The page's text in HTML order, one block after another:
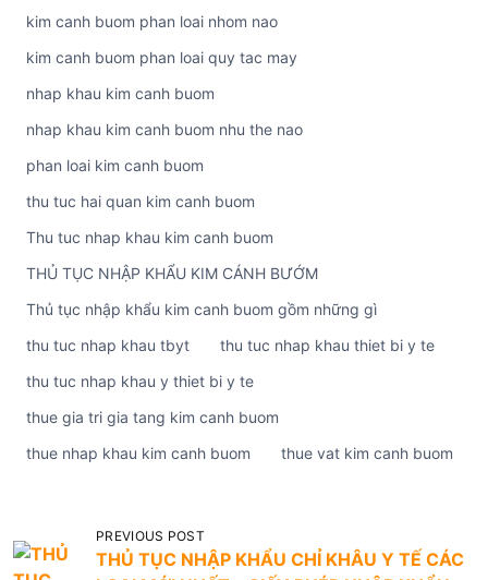
kim canh buom phan loai nhom nao
kim canh buom phan loai quy tac may
nhap khau kim canh buom
nhap khau kim canh buom nhu the nao
phan loai kim canh buom
thu tuc hai quan kim canh buom
Thu tuc nhap khau kim canh buom
THỦ TỤC NHẬP KHẨU KIM CÁNH BƯỚM
Thủ tục nhập khẩu kim canh buom gồm những gì
thu tuc nhap khau tbyt
thu tuc nhap khau thiet bi y te
thu tuc nhap khau y thiet bi y te
thue gia tri gia tang kim canh buom
thue nhap khau kim canh buom
thue vat kim canh buom
Đ
PREVIOUS POST
THỦ TỤC NHẬP KHẨU CHỈ KHÂU Y TẾ CÁC